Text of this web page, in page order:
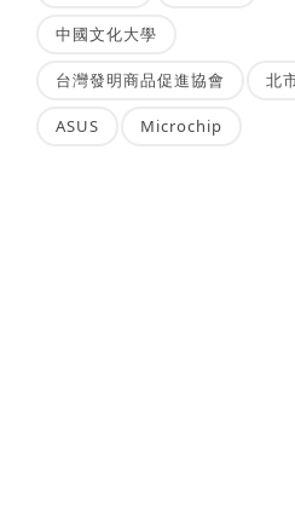
中國文化大學
台灣發明商品促進協會 北
ASUS Microchip